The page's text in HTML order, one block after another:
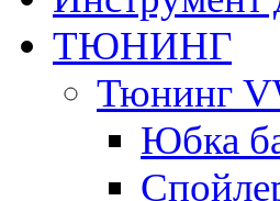
ТЮНИНГ
Тюнинг
Юбка